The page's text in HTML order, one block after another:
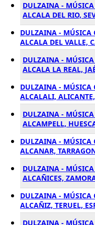
DULZAINA - MÚSICA
ALCALA DEL RIO,
DULZAINA - MÚSICA
ALCALA DEL VALLE,
DULZAINA - MÚSICA
ALCALA LA REAL,
DULZAINA - MÚSICA
ALCALALI,
DULZAINA - MÚSICA
ALCAMPELL,
DULZAINA - MÚSICA
ALCANAR,
DULZAINA - MÚSICA
ALCAÑICES,
DULZAINA - MÚSICA
ALCAÑIZ, TERUEL,
DULZAINA - MÚSICA